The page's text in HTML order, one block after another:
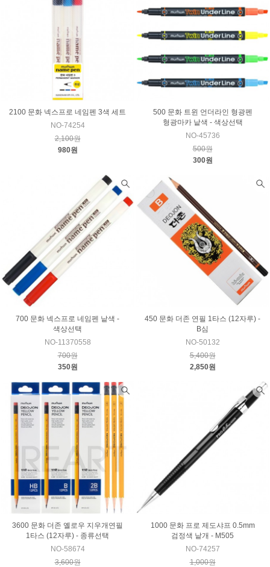
2100 문화 넥스프로 네임펜 3색 세트
NO-74254
2,100원
980원
500 문화 트윈 언더라인 형광펜
형광마카 낱색 - 색상선택
NO-45736
500원
300원
700 문화 넥스프로 네임펜 낱색 -
색상선택
NO-11370558
700원
350원
450 문화 더존 연필 1타스 (12자루) -
B심
NO-50132
5,400원
2,850원
3600 문화 더존 옐로우 지우개연필
1타스 (12자루) - 종류선택
NO-58674
3,600원
1000 문화 프로 제도샤프 0.5mm
검정색 낱개 - M505
NO-74257
1,000원